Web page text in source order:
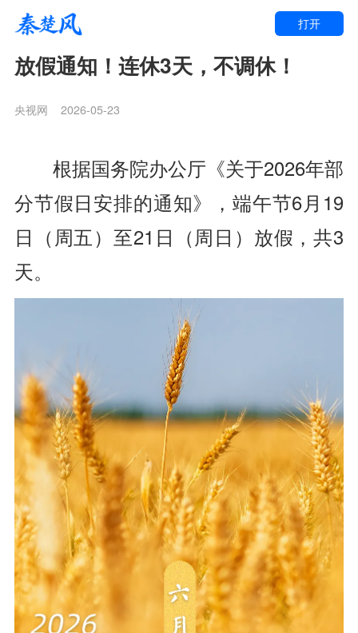
打开
放假通知！连休3天，不调休！
央视网 2026-05-23
根据国务院办公厅《关于2026年部
分节假日安排的通知》，端午节6月19
日（周五）至21日（周日）放假，共3
天。